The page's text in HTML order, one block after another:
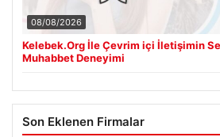
08/08/2026
Kelebek.Org İle Çevrim içi İletişimin
Muhabbet Deneyimi
Son Eklenen Firmalar